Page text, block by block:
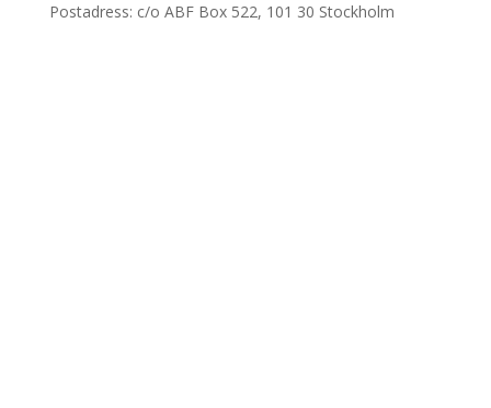
Postadress: c/o ABF Box 522, 101 30 Stockholm